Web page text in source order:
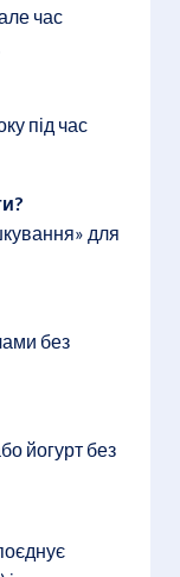
час
під час
для
без
йогурт без